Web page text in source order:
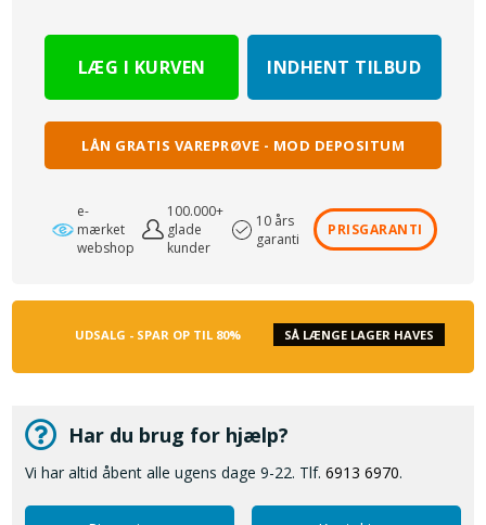
INDHENT TILBUD
LÅN GRATIS VAREPRØVE - MOD DEPOSITUM
e-
mærket
webshop
100.000+
glade
kunder
10 års
garanti
PRISGARANTI
UDSALG - SPAR OP TIL 80% SÅ LÆNGE LAGER HAVES
Har du brug for hjælp?
Vi har altid åbent alle ugens dage 9-22. Tlf.6913 6970.